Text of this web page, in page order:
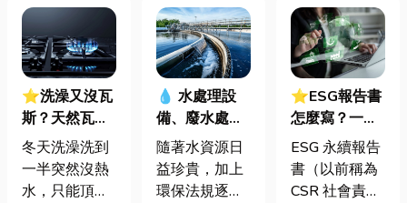
⭐洗澡又沒瓦
斯？天然瓦斯
是什麼、費用
怎麼算？家庭
能源選擇與配
冬天洗澡洗到
一半突然沒熱
水，只能頂著
💧 水處理設
備、廢水處理
工程與回收水
工程完整解析
｜打造高效率
隨著水資源日
益珍貴，加上
環保法規逐漸
⭐ESG報告書
怎麼寫？一定
要上市櫃才寫
嗎？3步驟擺
脫綠色轉型焦
ESG 永續報告
書（以前稱為
CSR 社會責任